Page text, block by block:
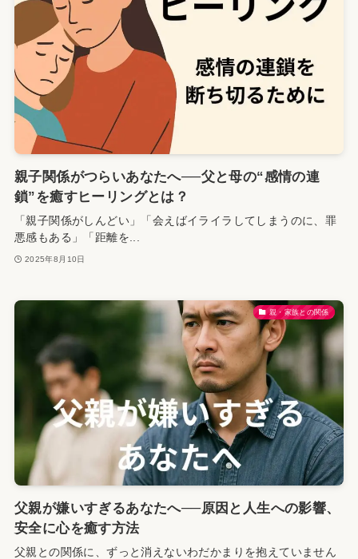
親子関係がつらいあなたへ──父と母の“感情の連
鎖”を癒すヒーリングとは？
「親子関係がしんどい」「会えばイライラしてしまうのに、罪
悪感もある」「距離を...
2025年8月10日
親・家族との関係
父親が嫌いすぎるあなたへ──原因と人生への影響、
安全に心を癒す方法
父親との関係に、ずっと消えないわだかまりを抱えていません